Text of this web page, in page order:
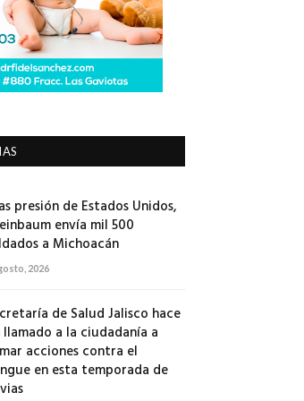
presión de Estados Unidos,
envía mil 500
a Michoacán
2026
de Salud Jalisco hace
llamado a la ciudadanía a
acciones contra el
en esta temporada de